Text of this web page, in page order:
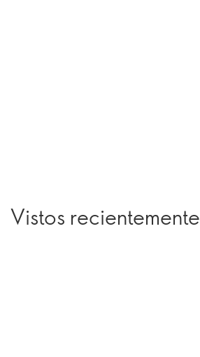
Vistos recientemente